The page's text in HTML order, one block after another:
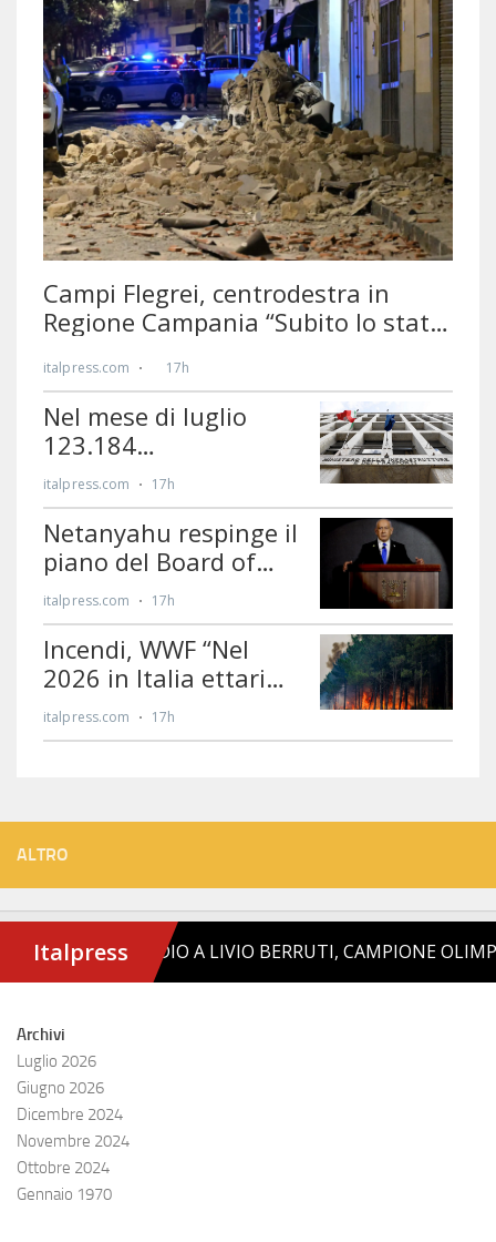
ALTRO
Archivi
Luglio 2026
Giugno 2026
Dicembre 2024
Novembre 2024
Ottobre 2024
Gennaio 1970